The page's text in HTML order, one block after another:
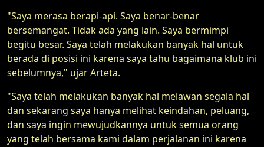
"Saya merasa berapi-api. Saya benar-benar
bersemangat. Tidak ada yang lain. Saya bermimpi
begitu besar. Saya telah melakukan banyak hal untuk
berada di posisi ini karena saya tahu bagaimana klub ini
sebelumnya," ujar Arteta.
"Saya telah melakukan banyak hal melawan segala hal
dan sekarang saya hanya melihat keindahan, peluang,
dan saya ingin mewujudkannya untuk semua orang
yang telah bersama kami dalam perjalanan ini karena